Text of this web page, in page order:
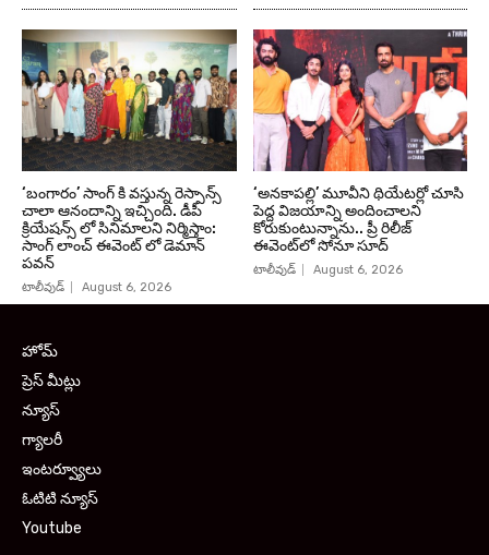
‘బంగారం’ సాంగ్ కి వస్తున్న రెస్పాన్స్
చాలా ఆనందాన్ని ఇచ్చింది. డీపీ
క్రియేషన్స్ లో సినిమాలని నిర్మిస్తాం:
సాంగ్ లాంచ్ ఈవెంట్ లో డెమాన్
పవన్
టాలీవుడ్ August 6, 2026
‘అనకాపల్లి’ మూవీని థియేటర్లో చూసి
పెద్ద విజయాన్ని అందించాలని
కోరుకుంటున్నాను.. ప్రీ రిలీజ్
ఈవెంట్‌లో సోనూ సూద్
టాలీవుడ్ August 6, 2026
హోమ్
ప్రెస్ మీట్లు
న్యూస్
గ్యాలరీ
ఇంటర్వ్యూలు
ఓటిటి న్యూస్
Youtube